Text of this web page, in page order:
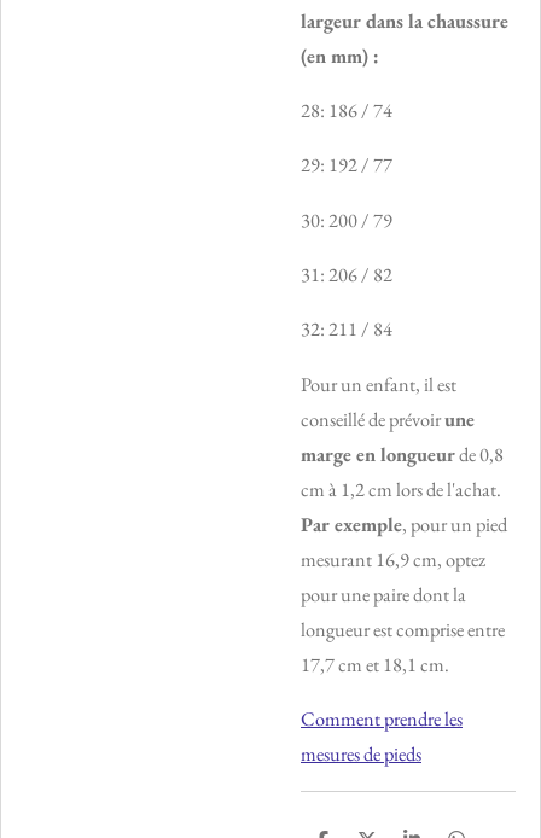
largeur dans la chaussure
(en mm) :
28: 186 / 74
29: 192 / 77
30: 200 / 79
31: 206 / 82
32: 211 / 84
Pour un enfant, il est
conseillé de prévoirune
marge en longueurde 0,8
cm à 1,2 cm lors de l'achat.
Par exemple, pour un pied
mesurant 16,9 cm, optez
pour une paire dont la
longueur est comprise entre
17,7 cm et 18,1 cm.
Comment prendre les
mesures de pieds